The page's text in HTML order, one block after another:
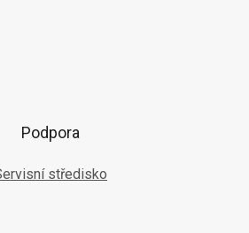
Podpora
středisko